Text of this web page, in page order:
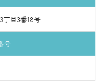
丁目3番18号
号